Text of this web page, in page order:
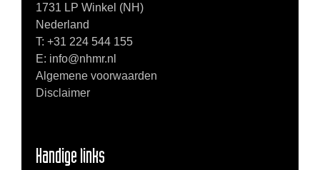
1731 LP Winkel (NH)
Nederland
T: +31 224 544 155
E: info@nhmr.nl
Algemene voorwaarden
Disclaimer
Handige links